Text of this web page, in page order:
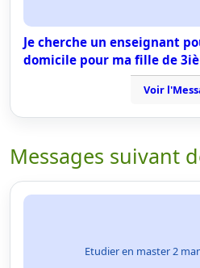
Je cherche un enseignant
domicile pour ma fille de
Voir
Messages suivant
Etudier en master 2